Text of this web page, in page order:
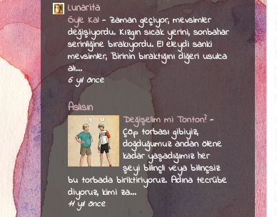
Lunarita
Öyle Kal - Zaman geçiyor, mevsimler
değişiyordu. Kızgın sıcak yerini, sonbahar
serinliğine bırakıyordu. El eleydi sanki
mevsimler, Birinin bıraktığını diğeri usulca
alı...
6 yıl önce
Aslısın
Değişelim mi Tonton? -
Çöp torbası gibiyiz,
doğduğumuz andan ölene
kadar yaşadığımız her
şeyi bilinçli veya bilinçsiz
bu torbada biriktiriyoruz. Adına tecrübe
diyoruz, kimi za...
11 yıl önce